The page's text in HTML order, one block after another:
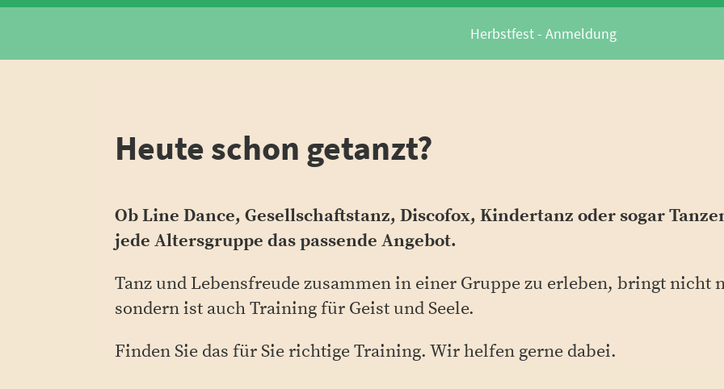
Herbstfest - Anmeldung
Heute schon getanzt?
Ob Line Dance, Gesellschaftstanz, Discofox, Kindertanz oder sogar
jede Altersgruppe das passende Angebot.
Tanz und Lebensfreude zusammen in einer Gruppe zu erleben, bringt nicht
sondern ist auch Training für Geist und Seele.
Finden Sie das für Sie richtige Training. Wir helfen gerne dabei.